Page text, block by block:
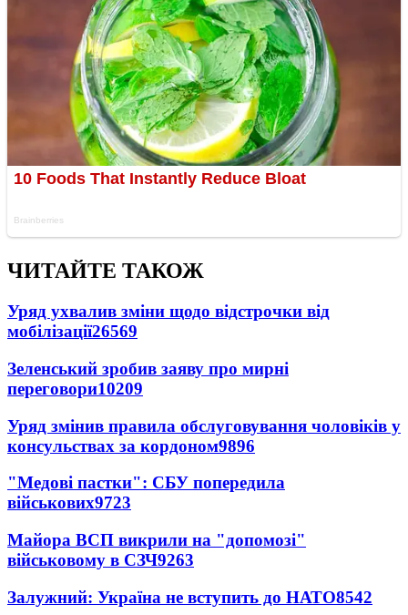
ЧИТАЙТЕ ТАКОЖ
Уряд ухвалив зміни щодо відстрочки від
мобілізації26569
Зеленський зробив заяву про мирні
переговори10209
Уряд змінив правила обслуговування чоловіків у
консульствах за кордоном9896
"Медові пастки": СБУ попередила
військових9723
Майора ВСП викрили на "допомозі"
військовому в СЗЧ9263
Залужний: Україна не вступить до НАТО8542